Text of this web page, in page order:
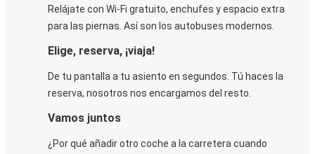
Relájate con Wi-Fi gratuito, enchufes y espacio extra
para las piernas. Así son los autobuses modernos.
Elige, reserva, ¡viaja!
De tu pantalla a tu asiento en segundos. Tú haces la
reserva, nosotros nos encargamos del resto.
Vamos juntos
¿Por qué añadir otro coche a la carretera cuando